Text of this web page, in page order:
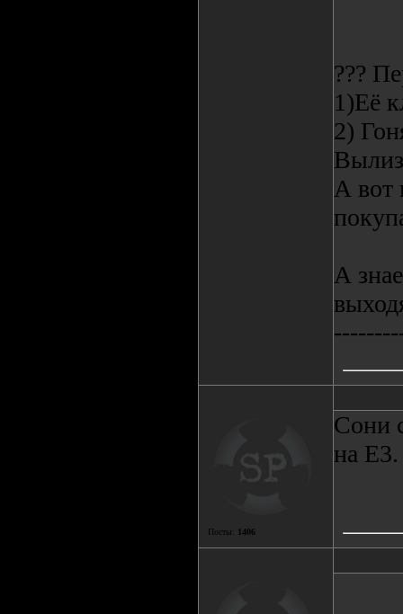
???
1)Её
2)
А вот
А
Посты: 1406
Сони
на E3.